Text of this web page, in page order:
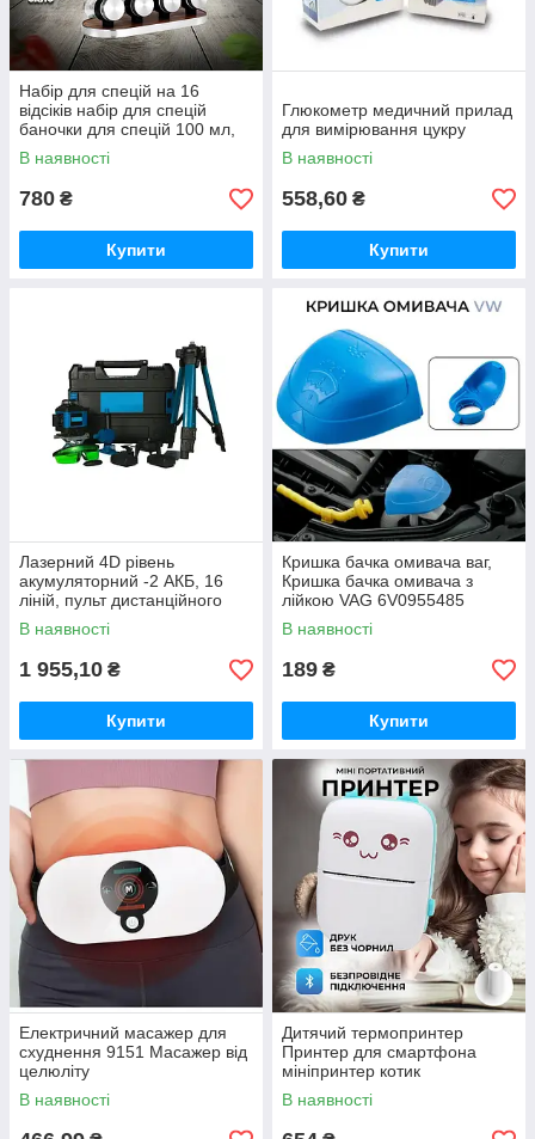
Набір для спецій на 16
відсіків набір для спецій
баночки для спецій 100 мл,
підставка для спецій
В наявності
780 ₴
Купити
Глюкометр медичний прилад
для вимірювання цукру
В наявності
558,60 ₴
Купити
Лазерний 4D рівень
акумуляторний -2 АКБ, 16
ліній, пульт дистанційного
керування, цифровий
дисплей, штатив, повний
набір для
В наявності
1 955,10 ₴
Купити
Кришка бачка омивача ваг,
Кришка бачка омивача з
лійкою VAG 6V0955485
В наявності
189 ₴
Купити
Електричний масажер для
схуднення 9151 Масажер від
целюліту
В наявності
Дитячий термопринтер
Принтер для смартфона
мініпринтер котик
портативний рожевий, Міні
принтер для фото
В наявності